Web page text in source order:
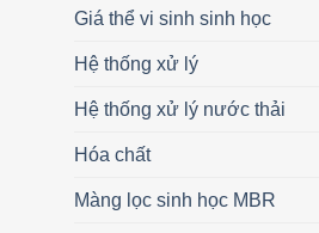
Giá thể vi sinh sinh học
Hệ thống xử lý
Hệ thống xử lý nước thải
Hóa chất
Màng lọc sinh học MBR